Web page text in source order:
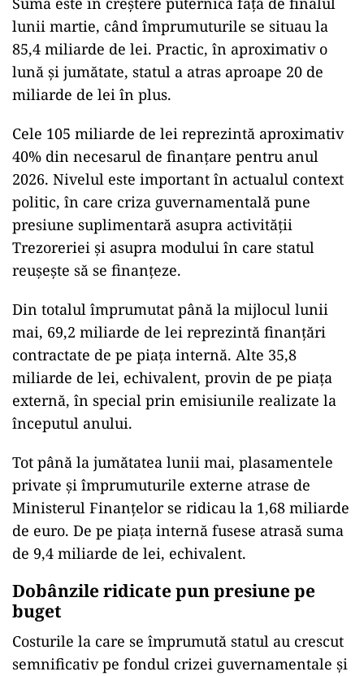
lunii martie, când împrumuturile se situau la
85,4 miliarde de lei. Practic, în aproximativ o
lună și jumătate, statul a atras aproape 20 de
miliarde de lei în plus.
Cele 105 miliarde de lei reprezintă aproximativ
40% din necesarul de finanțare pentru anul
2026. Nivelul este important în actualul context
politic, în care criza guvernamentală pune
presiune suplimentară asupra activității
Trezoreriei și asupra modului în care statul
reușește să se finanțeze.
Din totalul împrumutat până la mijlocul lunii
mai, 69,2 miliarde de lei reprezintă finanțări
contractate de pe piața internă. Alte 35,8
miliarde de lei, echivalent, provin de pe piața
externă, în special prin emisiunile realizate la
începutul anului.
Tot până la jumătatea lunii mai, plasamentele
private și împrumuturile externe atrase de
Ministerul Finanțelor se ridicau la 1,68 miliarde
de euro. De pe piața internă fusese atrasă suma
de 9,4 miliarde de lei, echivalent.
Dobânzile ridicate pun presiune pe
buget
Costurile la care se împrumută statul au crescut
semnificativ pe fondul crizei guvernamentale și